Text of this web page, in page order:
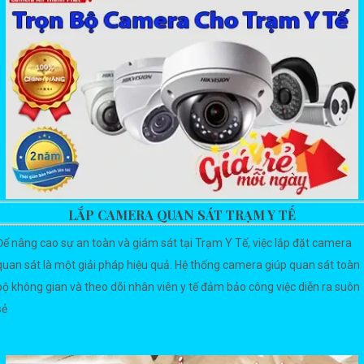
LẮP CAMERA QUAN SÁT TRẠM Y TẾ
nâng cao sự an toàn và giám sát tại Trạm Y Tế, việc lắp đặt camera
sát là một giải pháp hiệu quả. Hệ thống camera giúp quan sát toàn
không gian và theo dõi nhân viên y tế đảm bảo công việc diễn ra suôn